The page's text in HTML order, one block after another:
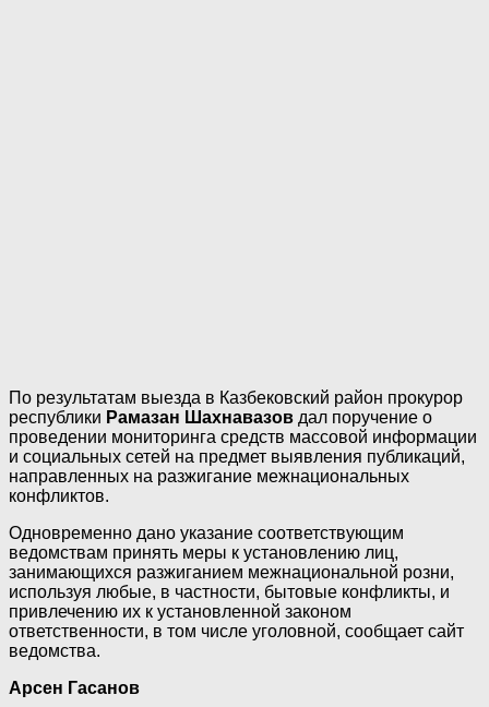
По результатам выезда в Казбековский район прокурор
республики Рамазан Шахнавазов дал поручение о
проведении мониторинга средств массовой информации
и социальных сетей на предмет выявления публикаций,
направленных на разжигание межнациональных
конфликтов.
Одновременно дано указание соответствующим
ведомствам принять меры к установлению лиц,
занимающихся разжиганием межнациональной розни,
используя любые, в частности, бытовые конфликты, и
привлечению их к установленной законом
ответственности, в том числе уголовной, сообщает сайт
ведомства.
Арсен Гасанов